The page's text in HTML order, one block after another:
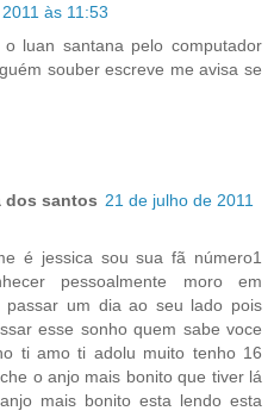
às 11:53
luan santana pelo computador
souber escreve me avisa se
dos santos 21 de julho de 2011
é jessica sou sua fã número1
pessoalmente moro em
passar um dia ao seu lado pois
esse sonho quem sabe voce
ti amo ti adolu muito tenho 16
o anjo mais bonito que tiver lá
mais bonito esta lendo esta